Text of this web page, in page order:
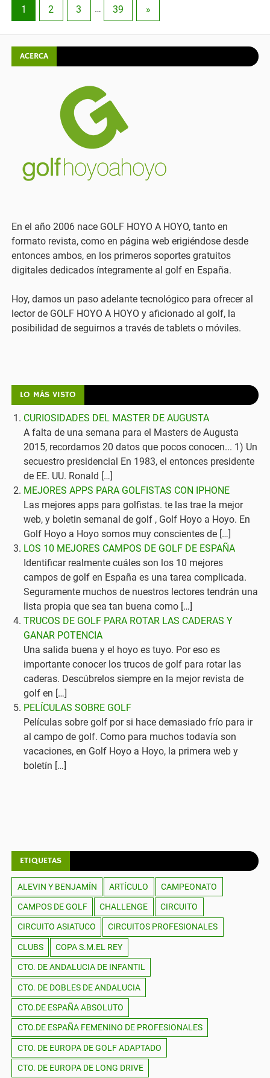
1 2 3 … 39 »
ACERCA
En el año 2006 nace GOLF HOYO A HOYO, tanto en
formato revista, como en página web erigiéndose desde
entonces ambos, en los primeros soportes gratuitos
digitales dedicados íntegramente al golf en España.
Hoy, damos un paso adelante tecnológico para ofrecer al
lector de GOLF HOYO A HOYO y aficionado al golf, la
posibilidad de seguirnos a través de tablets o móviles.
LO MÁS VISTO
CURIOSIDADES DEL MASTER DE AUGUSTA
A falta de una semana para el Masters de Augusta
2015, recordamos 20 datos que pocos conocen... 1) Un
secuestro presidencial En 1983, el entonces presidente
de EE. UU. Ronald […]
MEJORES APPS PARA GOLFISTAS CON IPHONE
Las mejores apps para golfistas. te las trae la mejor
web, y boletin semanal de golf , Golf Hoyo a Hoyo. En
Golf Hoyo a Hoyo somos muy conscientes de […]
LOS 10 MEJORES CAMPOS DE GOLF DE ESPAÑA
Identificar realmente cuáles son los 10 mejores
campos de golf en España es una tarea complicada.
Seguramente muchos de nuestros lectores tendrán una
lista propia que sea tan buena como […]
TRUCOS DE GOLF PARA ROTAR LAS CADERAS Y
GANAR POTENCIA
Una salida buena y el hoyo es tuyo. Por eso es
importante conocer los trucos de golf para rotar las
caderas. Descúbrelos siempre en la mejor revista de
golf en […]
PELÍCULAS SOBRE GOLF
Películas sobre golf por si hace demasiado frío para ir
al campo de golf. Como para muchos todavía son
vacaciones, en Golf Hoyo a Hoyo, la primera web y
boletín […]
ETIQUETAS
ALEVIN Y BENJAMÍN ARTÍCULO CAMPEONATO
CAMPOS DE GOLF CHALLENGE CIRCUITO
CIRCUITO ASIATUCO CIRCUITOS PROFESIONALES
CLUBS COPA S.M.EL REY
CTO. DE ANDALUCIA DE INFANTIL
CTO. DE DOBLES DE ANDALUCIA
CTO.DE ESPAÑA ABSOLUTO
CTO.DE ESPAÑA FEMENINO DE PROFESIONALES
CTO. DE EUROPA DE GOLF ADAPTADO
CTO. DE EUROPA DE LONG DRIVE